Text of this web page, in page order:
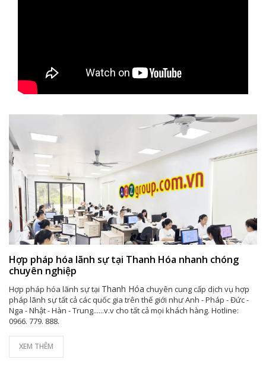
Hợp pháp hóa lãnh sự tại Thanh Hóa nhanh chóng
chuyên nghiệp
Hợp pháp hóa lãnh sự tại Thanh Hóa chuyên cung cấp dịch vụ hợp
pháp lãnh sự tất cả các quốc gia trên thế giới như Anh - Pháp - Đức -
Nga - Nhật - Hàn - Trung......v.v cho tất cả mọi khách hàng. Hotline:
0966. 779. 888.
XEM THÊM